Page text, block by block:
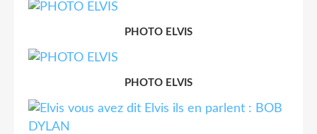
PHOTO ELVIS
PHOTO ELVIS